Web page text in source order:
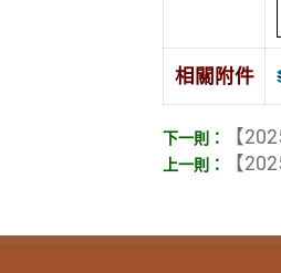
相關附件
【
【